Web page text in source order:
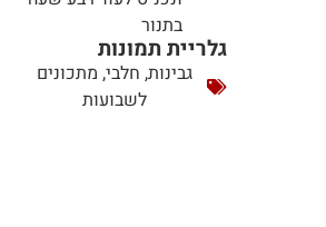
בתנור
גלריית תמונות
גבינות, חלבי, מתכונים
לשבועות